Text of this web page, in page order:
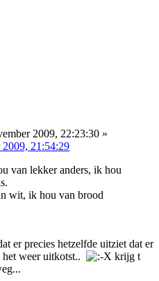
2009, 22:23:30 »
21:54:29
van lekker anders, ik hou
wit, ik hou van brood
er precies hetzelfde uitziet dat er
weer uitkotst..
krijg t